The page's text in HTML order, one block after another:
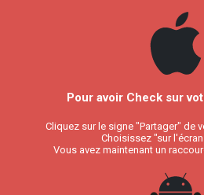
Pour avoir Check sur
Cliquez sur le signe "Partager" de
Choisissez "sur
Vous avez maintenant un